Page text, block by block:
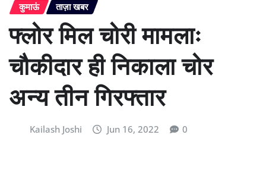
कुमाऊं ताज़ा खबर
फ्लोर मिल चोरी मामलाः
चौकीदार ही निकाला चोर
अन्य तीन गिरफ्तार
Kailash Joshi Jun 16, 2022 0